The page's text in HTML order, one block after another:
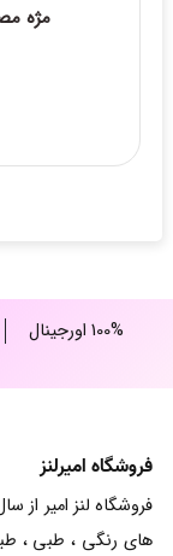
مژه
100% اورجینال
فروشگاه امیرلنز
های رنگی ، طبی ،